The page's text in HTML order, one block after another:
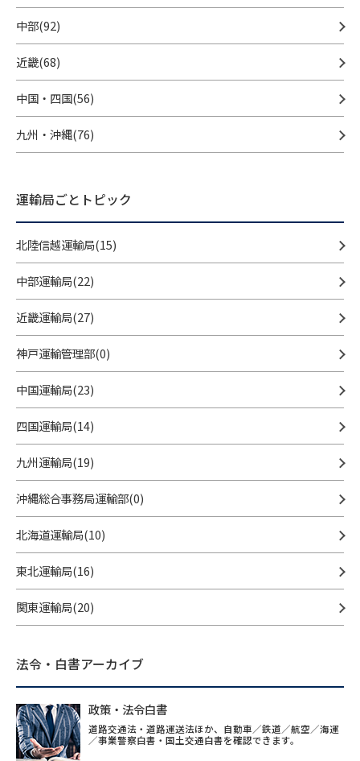
中部(92)
近畿(68)
中国・四国(56)
九州・沖縄(76)
運輸局ごとトピック
北陸信越運輸局(15)
中部運輸局(22)
近畿運輸局(27)
神戸運輸管理部(0)
中国運輸局(23)
四国運輸局(14)
九州運輸局(19)
沖縄総合事務局運輸部(0)
北海道運輸局(10)
東北運輸局(16)
関東運輸局(20)
法令・白書アーカイブ
政策・法令白書
道路交通法・道路運送法ほか、自動車／鉄道／航空／海運
／事業警察白書・国土交通白書を確認できます。